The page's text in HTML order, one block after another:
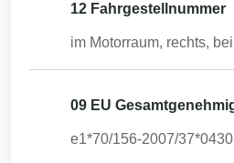
12 Fahrgestellnummer
im Motorraum, rechts,
09 EU
e1*70/156-2007/37*0430